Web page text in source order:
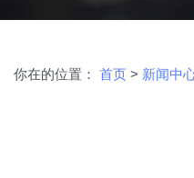
你在的位置： 首页 > 新闻中